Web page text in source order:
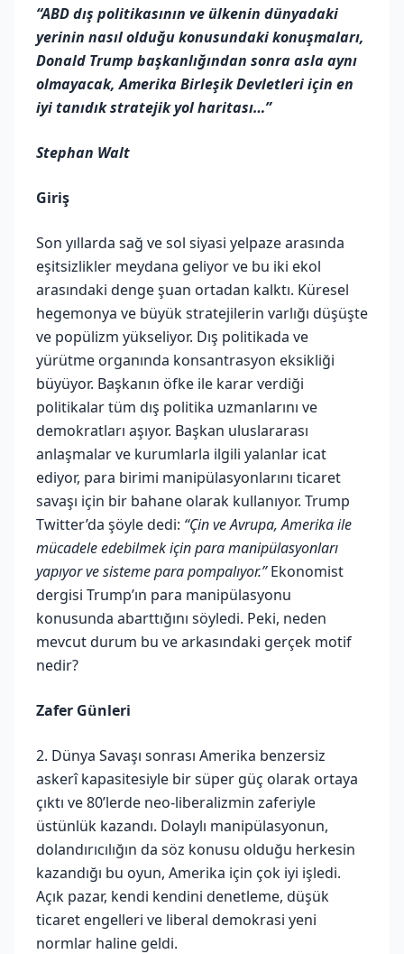
“ABD dış politikasının ve ülkenin dünyadaki
yerinin nasıl olduğu konusundaki konuşmaları,
Donald Trump başkanlığından sonra asla aynı
olmayacak, Amerika Birleşik Devletleri için en
iyi tanıdık stratejik yol haritası…”
Stephan Walt
Giriş
Son yıllarda sağ ve sol siyasi yelpaze arasında
eşitsizlikler meydana geliyor ve bu iki ekol
arasındaki denge şuan ortadan kalktı. Küresel
hegemonya ve büyük stratejilerin varlığı düşüşte
ve popülizm yükseliyor. Dış politikada ve
yürütme organında konsantrasyon eksikliği
büyüyor. Başkanın öfke ile karar verdiği
politikalar tüm dış politika uzmanlarını ve
demokratları aşıyor. Başkan uluslararası
anlaşmalar ve kurumlarla ilgili yalanlar icat
ediyor, para birimi manipülasyonlarını ticaret
savaşı için bir bahane olarak kullanıyor. Trump
Twitter’da şöyle dedi: “Çin ve Avrupa, Amerika ile
mücadele edebilmek için para manipülasyonları
yapıyor ve sisteme para pompalıyor.”Ekonomist
dergisi Trump’ın para manipülasyonu
konusunda abarttığını söyledi. Peki, neden
mevcut durum bu ve arkasındaki gerçek motif
nedir?
Zafer Günleri
2. Dünya Savaşı sonrası Amerika benzersiz
askerî kapasitesiyle bir süper güç olarak ortaya
çıktı ve 80’lerde neo-liberalizmin zaferiyle
üstünlük kazandı. Dolaylı manipülasyonun,
dolandırıcılığın da söz konusu olduğu herkesin
kazandığı bu oyun, Amerika için çok iyi işledi.
Açık pazar, kendi kendini denetleme, düşük
ticaret engelleri ve liberal demokrasi yeni
normlar haline geldi.